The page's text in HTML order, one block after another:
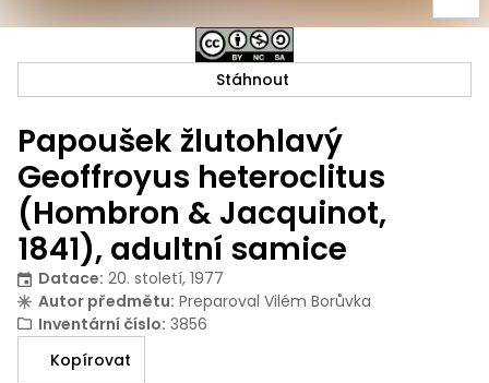
Papoušek žlutohlavý
Geoffroyus heteroclitus
(Hombron & Jacquinot,
1841), adultní samice
Datace: 20. století, 1977
Autor předmětu: Preparoval Vilém Borůvka
Inventární číslo: 3856
Kopírovat
Stáhnout